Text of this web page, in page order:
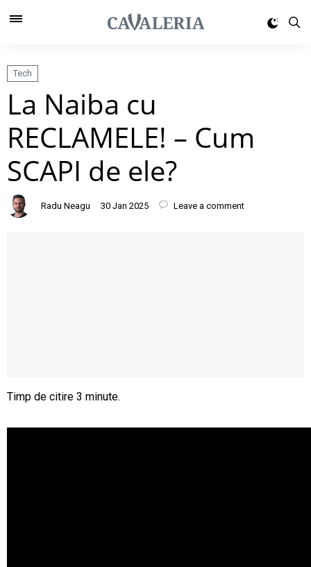
Tech
La Naiba cu
RECLAMELE! – Cum
SCAPI de ele?
Radu Neagu 30 Jan 2025 Leave a comment